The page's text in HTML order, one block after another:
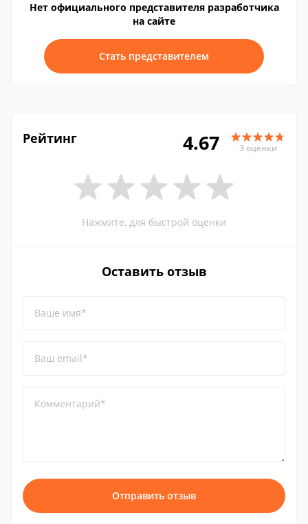
Нет официального представителя разработчика
на сайте
Стать представителем
Рейтинг 4.67 3 оценки
Нажмите, для быстрой оценки
Оставить отзыв
Ваше имя*
Ваш email*
Комментарий*
Отправить отзыв